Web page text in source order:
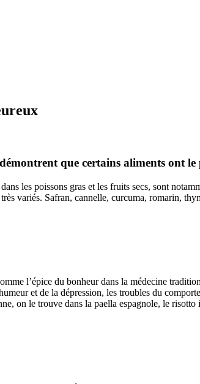
que certains aliments ont
les poissons gras et les fruits secs, sont
variés. Safran, cannelle, curcuma, romarin,
l’épice du bonheur dans la médecine
et de la dépression, les troubles du
on le trouve dans la paella espagnole, le